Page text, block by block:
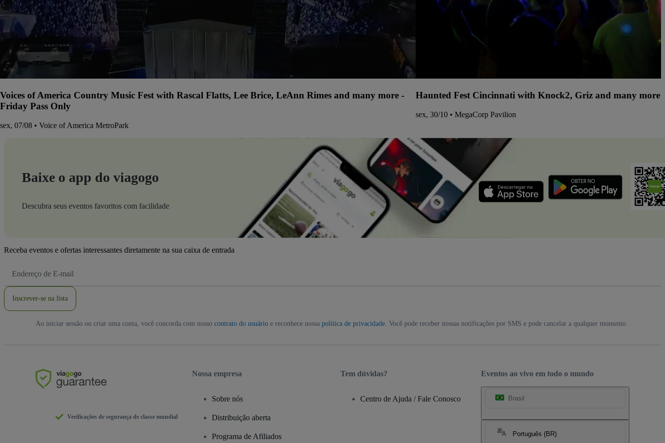
Voices of America Country Music Fest with Rascal Flatts, Lee Brice, LeAnn Rimes and many more -
Friday Pass Only
sex, 07/08 • Voice of America MetroPark
Haunted Fest Cincinnati with Knock2, Griz and many more
sex, 30/10 • MegaCorp Pavilion
Baixe o app do viagogo
Descubra seus eventos favoritos com facilidade
Receba eventos e ofertas interessantes diretamente na sua caixa de entrada
de
Inscrever-se na lista
Ao iniciar sessão ou criar uma conta, você concorda com nosso contrato do usuárioe reconhece nossa política de privacidade. Você pode receber nossas notificações por SMS e pode cancelar a qualquer momento.
Eventos ao vivo em todo o mundo
Brasil
Português (BR)
Verificações de segurança de classe mundial
Nossa empresa
Sobre nós
Distribuição aberta
Programa de Afiliados
Tem dúvidas?
Centro de Ajuda / Fale Conosco